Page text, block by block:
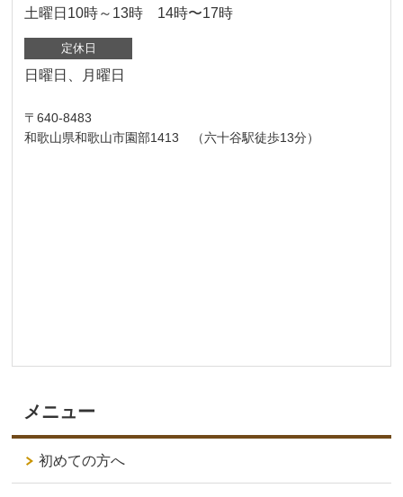
土曜日10時～13時 14時〜17時
定休日
日曜日、月曜日
〒640-8483
和歌山県和歌山市園部1413 （六十谷駅徒歩13分）
メニュー
初めての方へ